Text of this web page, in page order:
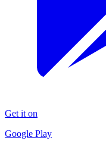
Get it on
Google Play